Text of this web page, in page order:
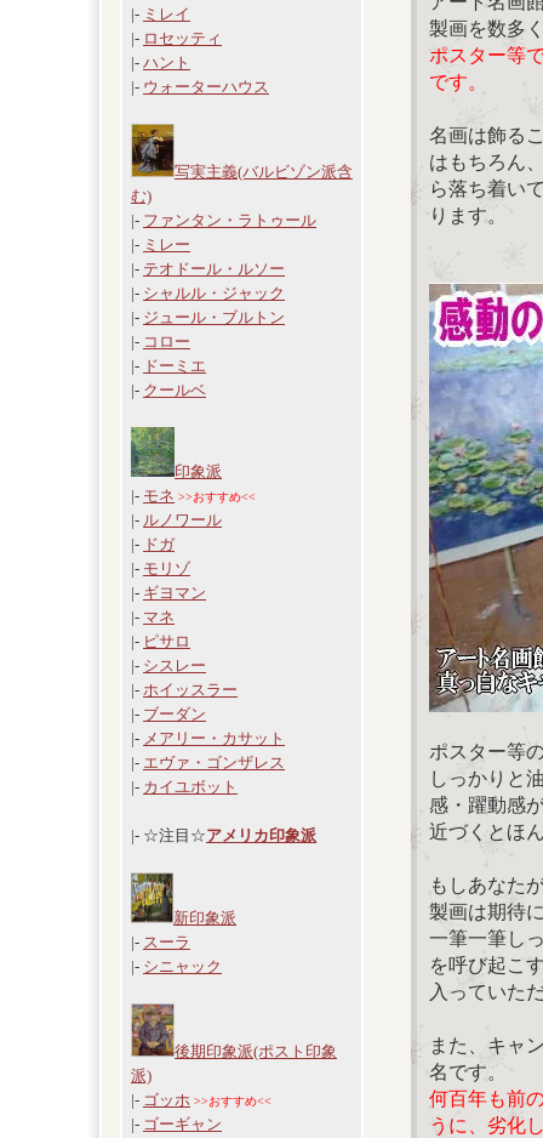
|- ミレイ
|- ロセッティ
|- ハント
|- ウォーターハウス
写実主義(バルビゾン派含
む)
|- ファンタン・ラトゥール
|- ミレー
|- テオドール・ルソー
|- シャルル・ジャック
|- ジュール・ブルトン
|- コロー
|- ドーミエ
|- クールベ
印象派
|- モネ >>おすすめ<<
|- ルノワール
|- ドガ
|- モリゾ
|- ギヨマン
|- マネ
|- ピサロ
|- シスレー
|- ホイッスラー
|- ブーダン
|- メアリー・カサット
|- エヴァ・ゴンザレス
|- カイユボット
|- ☆注目☆アメリカ印象派
新印象派
|- スーラ
|- シニャック
後期印象派(ポスト印象
派)
|- ゴッホ >>おすすめ<<
|- ゴーギャン
製画を数多
ポスター等
です。
名画は飾る
はもちろん
ら落ち着い
ります。
ポスター等
しっかりと
感・躍動感
近づくとほ
もしあなた
製画は期待
一筆一筆し
を呼び起こ
入っていた
また、キャ
名です。
何百年も前
うに、劣化